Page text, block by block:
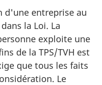
d'une entreprise au
la Loi. La
exploite une
de la TPS/TVH est
que tous les faits
Le